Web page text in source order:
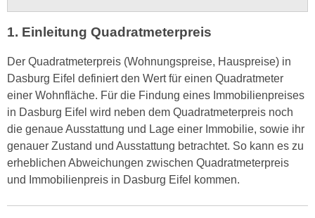
1. Einleitung Quadratmeterpreis
Der Quadratmeterpreis (Wohnungspreise, Hauspreise) in
Dasburg Eifel definiert den Wert für einen Quadratmeter
einer Wohnfläche. Für die Findung eines Immobilienpreises
in Dasburg Eifel wird neben dem Quadratmeterpreis noch
die genaue Ausstattung und Lage einer Immobilie, sowie ihr
genauer Zustand und Ausstattung betrachtet. So kann es zu
erheblichen Abweichungen zwischen Quadratmeterpreis
und Immobilienpreis in Dasburg Eifel kommen.